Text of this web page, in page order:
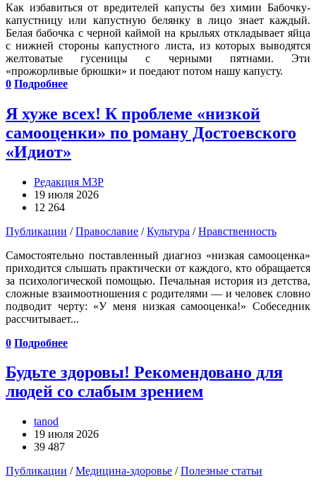
Как избавиться от вредителей капусты без химии Бабочку-
капустницу или капустную белянку в лицо знает каждый.
Белая бабочка с черной каймой на крыльях откладывает яйца
с нижней стороны капустного листа, из которых выводятся
желтоватые гусеницы с черными пятнами. Эти
«прожорливые брюшки» и поедают потом нашу капусту.
0 Подробнее
Я хуже всех! К проблеме «низкой
самооценки» по роману Достоевского
«Идиот»
Редакция М3Р
19 июля 2026
12 264
Публикации /Православие /Культура /Нравственность
Самостоятельно поставленный диагноз «низкая самооценка»
приходится слышать практически от каждого, кто обращается
за психологической помощью. Печальная история из детства,
сложные взаимоотношения с родителями — и человек словно
подводит черту: «У меня низкая самооценка!» Собеседник
рассчитывает...
0 Подробнее
Будьте здоровы! Рекомендовано для
людей со слабым зрением
tanod
19 июля 2026
39 487
Публикации /Медицина-здоровье /Полезные статьи